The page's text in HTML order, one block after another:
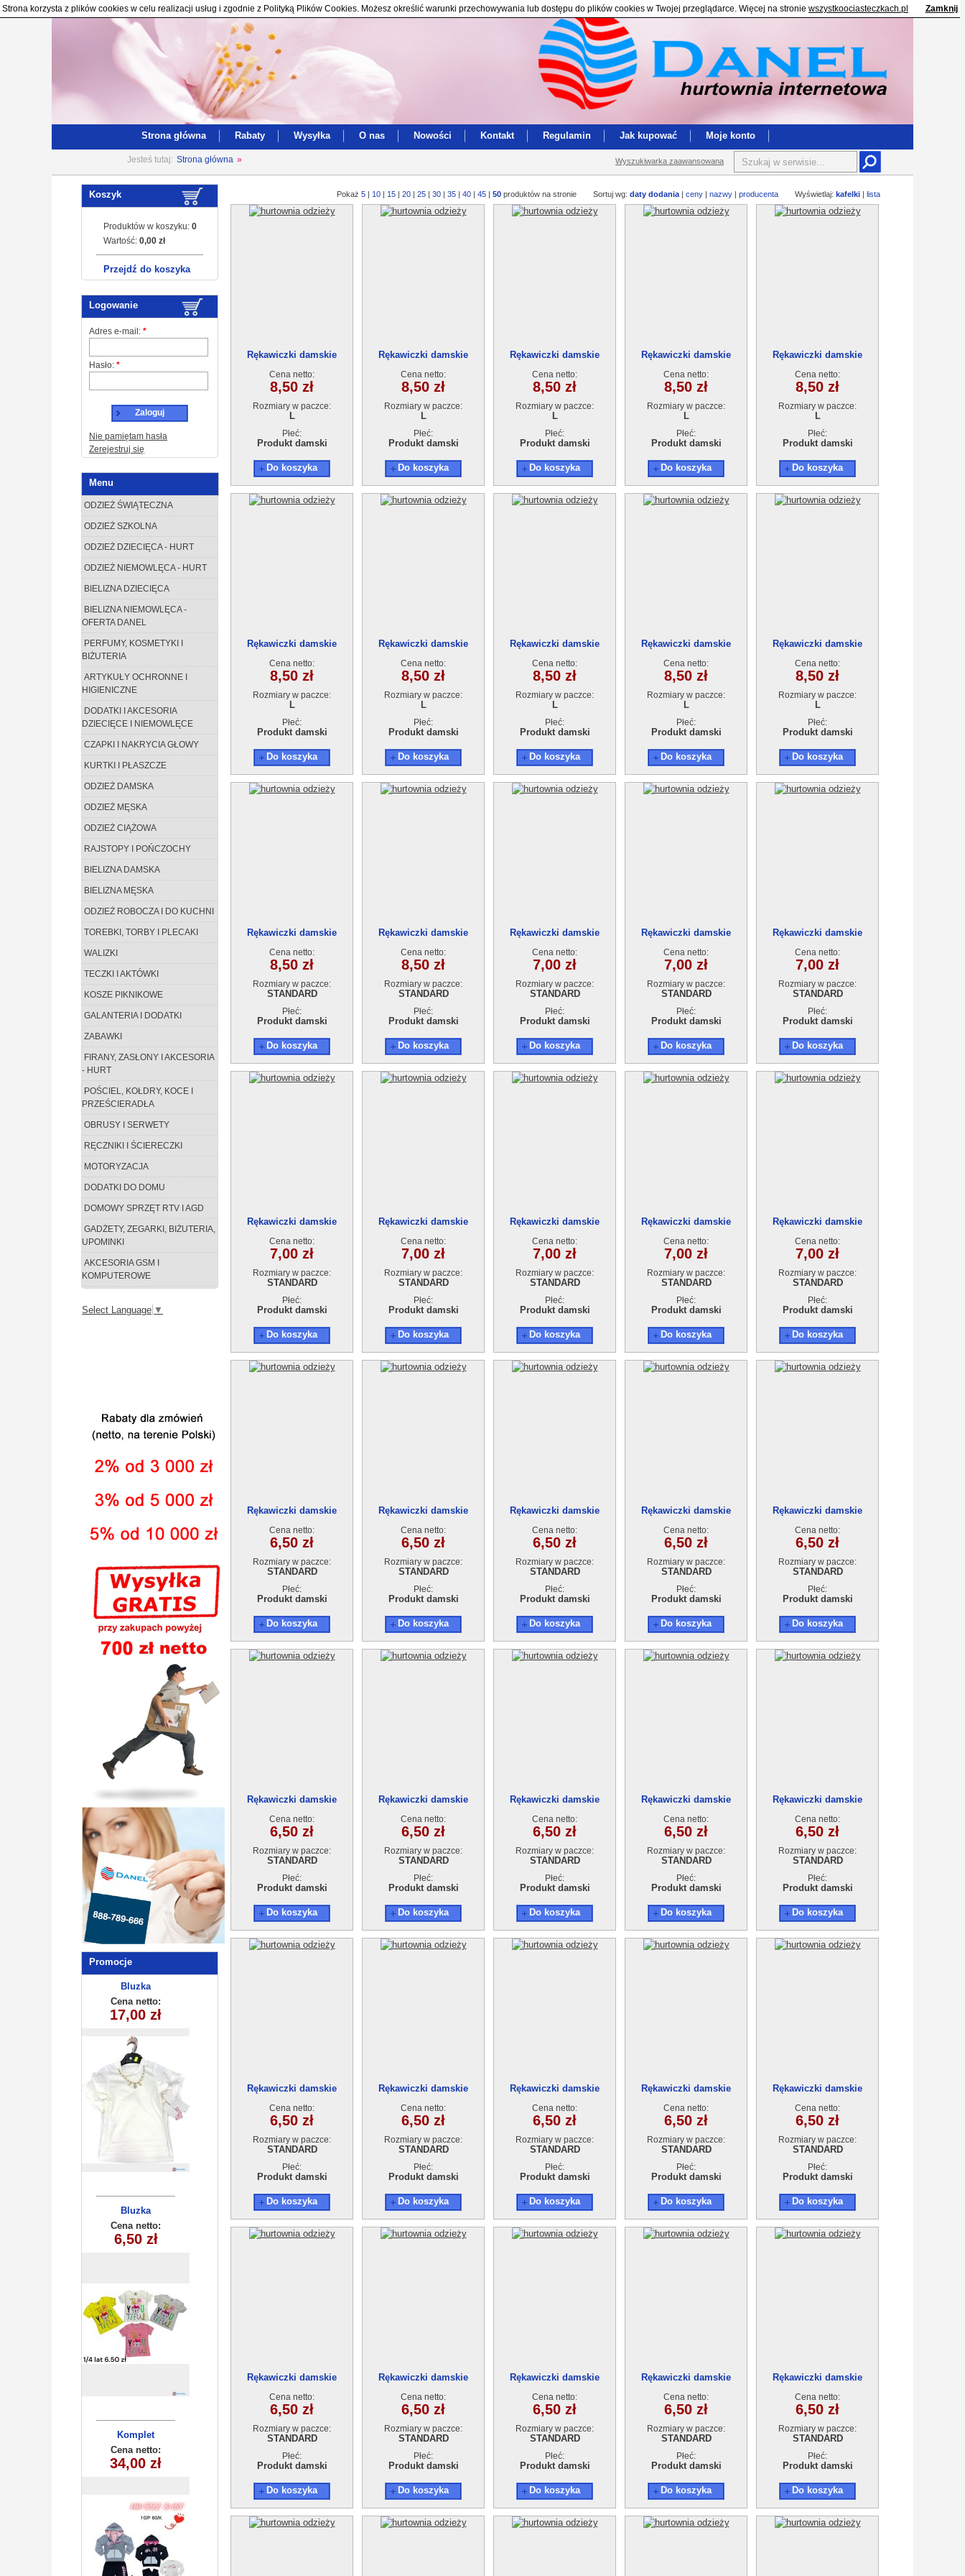
Strona korzysta z plików cookies w celu realizacji usług i zgodnie z Polityką Plików Cookies. Możesz określić warunki przechowywania lub dostępu do plików cookies w Twojej przeglądarce. Więcej na stronie wszystkoociasteczkach.pl Zamknij
Wyszukiwarka zaawansowana
Strona główna Rabaty Wysyłka O nas Nowości Kontakt Regulamin Jak kupować Moje konto
Jesteś tutaj: Strona główna »
Koszyk
Produktów w koszyku: 0
Wartość: 0,00 zł
Przejdź do koszyka
Logowanie
Adres e-mail: *
Hasło: *
Zaloguj
Nie pamiętam hasła
Zerejestruj się
Menu
ODZIEŻ ŚWIĄTECZNA
ODZIEŻ SZKOLNA
ODZIEŻ DZIECIĘCA - HURT
ODZIEŻ NIEMOWLĘCA - HURT
BIELIZNA DZIECIĘCA
BIELIZNA NIEMOWLĘCA -
OFERTA DANEL
PERFUMY, KOSMETYKI I
BIŻUTERIA
ARTYKUŁY OCHRONNE I
HIGIENICZNE
DODATKI I AKCESORIA
DZIECIĘCE I NIEMOWLĘCE
CZAPKI I NAKRYCIA GŁOWY
KURTKI I PŁASZCZE
ODZIEŻ DAMSKA
ODZIEŻ MĘSKA
ODZIEŻ CIĄŻOWA
RAJSTOPY I POŃCZOCHY
BIELIZNA DAMSKA
BIELIZNA MĘSKA
ODZIEŻ ROBOCZA I DO KUCHNI
TOREBKI, TORBY I PLECAKI
WALIZKI
TECZKI I AKTÓWKI
KOSZE PIKNIKOWE
GALANTERIA I DODATKI
ZABAWKI
FIRANY, ZASŁONY I AKCESORIA
- HURT
POŚCIEL, KOŁDRY, KOCE I
PRZEŚCIERADŁA
OBRUSY I SERWETY
RĘCZNIKI I ŚCIERECZKI
MOTORYZACJA
DODATKI DO DOMU
DOMOWY SPRZĘT RTV I AGD
GADŻETY, ZEGARKI, BIŻUTERIA,
UPOMINKI
AKCESORIA GSM I
KOMPUTEROWE
Select Language ▼
Promocje
Bluzka
dziecieca
(6-16）6szt
Cena netto:
17,00 zł
Bluzka
dziewczęca
(1-4) 4szt
Cena netto:
6,50 zł
Komplet
dziecięcy
HH-552(8-16)
10szt
Cena netto:
34,00 zł
Pokaż 5 | 10 | 15 | 20 | 25 | 30 | 35 | 40 | 45 | 50 produktów na stronie Sortuj wg: daty dodania | ceny | nazwy | producenta Wyświetlaj: kafelki | lista
Rękawiczki damskie
Cena netto:
8,50 zł
Rozmiary w paczce:
L
Płeć:
Produkt damski
Do koszyka
Rękawiczki damskie
Cena netto:
8,50 zł
Rozmiary w paczce:
L
Płeć:
Produkt damski
Do koszyka
Rękawiczki damskie
Cena netto:
8,50 zł
Rozmiary w paczce:
L
Płeć:
Produkt damski
Do koszyka
Rękawiczki damskie
Cena netto:
8,50 zł
Rozmiary w paczce:
L
Płeć:
Produkt damski
Do koszyka
Rękawiczki damskie
Cena netto:
8,50 zł
Rozmiary w paczce:
L
Płeć:
Produkt damski
Do koszyka
Rękawiczki damskie
Cena netto:
8,50 zł
Rozmiary w paczce:
L
Płeć:
Produkt damski
Do koszyka
Rękawiczki damskie
Cena netto:
8,50 zł
Rozmiary w paczce:
L
Płeć:
Produkt damski
Do koszyka
Rękawiczki damskie
Cena netto:
8,50 zł
Rozmiary w paczce:
L
Płeć:
Produkt damski
Do koszyka
Rękawiczki damskie
Cena netto:
8,50 zł
Rozmiary w paczce:
L
Płeć:
Produkt damski
Do koszyka
Rękawiczki damskie
Cena netto:
8,50 zł
Rozmiary w paczce:
L
Płeć:
Produkt damski
Do koszyka
Rękawiczki damskie
Cena netto:
8,50 zł
Rozmiary w paczce:
STANDARD
Płeć:
Produkt damski
Do koszyka
Rękawiczki damskie
Cena netto:
8,50 zł
Rozmiary w paczce:
STANDARD
Płeć:
Produkt damski
Do koszyka
Rękawiczki damskie
Cena netto:
7,00 zł
Rozmiary w paczce:
STANDARD
Płeć:
Produkt damski
Do koszyka
Rękawiczki damskie
Cena netto:
7,00 zł
Rozmiary w paczce:
STANDARD
Płeć:
Produkt damski
Do koszyka
Rękawiczki damskie
Cena netto:
7,00 zł
Rozmiary w paczce:
STANDARD
Płeć:
Produkt damski
Do koszyka
Rękawiczki damskie
Cena netto:
7,00 zł
Rozmiary w paczce:
STANDARD
Płeć:
Produkt damski
Do koszyka
Rękawiczki damskie
Cena netto:
7,00 zł
Rozmiary w paczce:
STANDARD
Płeć:
Produkt damski
Do koszyka
Rękawiczki damskie
Cena netto:
7,00 zł
Rozmiary w paczce:
STANDARD
Płeć:
Produkt damski
Do koszyka
Rękawiczki damskie
Cena netto:
7,00 zł
Rozmiary w paczce:
STANDARD
Płeć:
Produkt damski
Do koszyka
Rękawiczki damskie
Cena netto:
7,00 zł
Rozmiary w paczce:
STANDARD
Płeć:
Produkt damski
Do koszyka
Rękawiczki damskie
Cena netto:
6,50 zł
Rozmiary w paczce:
STANDARD
Płeć:
Produkt damski
Do koszyka
Rękawiczki damskie
Cena netto:
6,50 zł
Rozmiary w paczce:
STANDARD
Płeć:
Produkt damski
Do koszyka
Rękawiczki damskie
Cena netto:
6,50 zł
Rozmiary w paczce:
STANDARD
Płeć:
Produkt damski
Do koszyka
Rękawiczki damskie
Cena netto:
6,50 zł
Rozmiary w paczce:
STANDARD
Płeć:
Produkt damski
Do koszyka
Rękawiczki damskie
Cena netto:
6,50 zł
Rozmiary w paczce:
STANDARD
Płeć:
Produkt damski
Do koszyka
Rękawiczki damskie
Cena netto:
6,50 zł
Rozmiary w paczce:
STANDARD
Płeć:
Produkt damski
Do koszyka
Rękawiczki damskie
Cena netto:
6,50 zł
Rozmiary w paczce:
STANDARD
Płeć:
Produkt damski
Do koszyka
Rękawiczki damskie
Cena netto:
6,50 zł
Rozmiary w paczce:
STANDARD
Płeć:
Produkt damski
Do koszyka
Rękawiczki damskie
Cena netto:
6,50 zł
Rozmiary w paczce:
STANDARD
Płeć:
Produkt damski
Do koszyka
Rękawiczki damskie
Cena netto:
6,50 zł
Rozmiary w paczce:
STANDARD
Płeć:
Produkt damski
Do koszyka
Rękawiczki damskie
Cena netto:
6,50 zł
Rozmiary w paczce:
STANDARD
Płeć:
Produkt damski
Do koszyka
Rękawiczki damskie
Cena netto:
6,50 zł
Rozmiary w paczce:
STANDARD
Płeć:
Produkt damski
Do koszyka
Rękawiczki damskie
Cena netto:
6,50 zł
Rozmiary w paczce:
STANDARD
Płeć:
Produkt damski
Do koszyka
Rękawiczki damskie
Cena netto:
6,50 zł
Rozmiary w paczce:
STANDARD
Płeć:
Produkt damski
Do koszyka
Rękawiczki damskie
Cena netto:
6,50 zł
Rozmiary w paczce:
STANDARD
Płeć:
Produkt damski
Do koszyka
Rękawiczki damskie
Cena netto:
6,50 zł
Rozmiary w paczce:
STANDARD
Płeć:
Produkt damski
Do koszyka
Rękawiczki damskie
Cena netto:
6,50 zł
Rozmiary w paczce:
STANDARD
Płeć:
Produkt damski
Do koszyka
Rękawiczki damskie
Cena netto:
6,50 zł
Rozmiary w paczce:
STANDARD
Płeć:
Produkt damski
Do koszyka
Rękawiczki damskie
Cena netto:
6,50 zł
Rozmiary w paczce:
STANDARD
Płeć:
Produkt damski
Do koszyka
Rękawiczki damskie
Cena netto:
6,50 zł
Rozmiary w paczce:
STANDARD
Płeć:
Produkt damski
Do koszyka